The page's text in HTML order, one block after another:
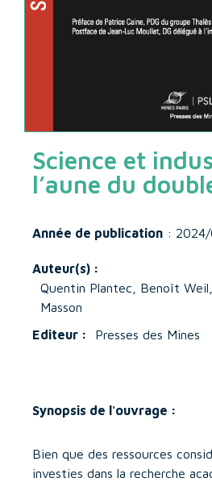
Science et
l’aune du
Année de publication :
Auteur(s) :
Quentin Plantec, Benoît
Masson
Editeur :
Presses des Mines
Synopsis de l'ouvrage :
Bien que des ressources
investies dans la recherche